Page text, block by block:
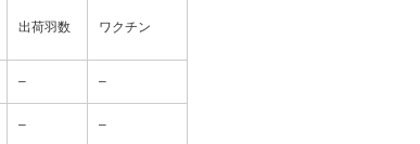
出荷羽数 ワクチン
– –
– –